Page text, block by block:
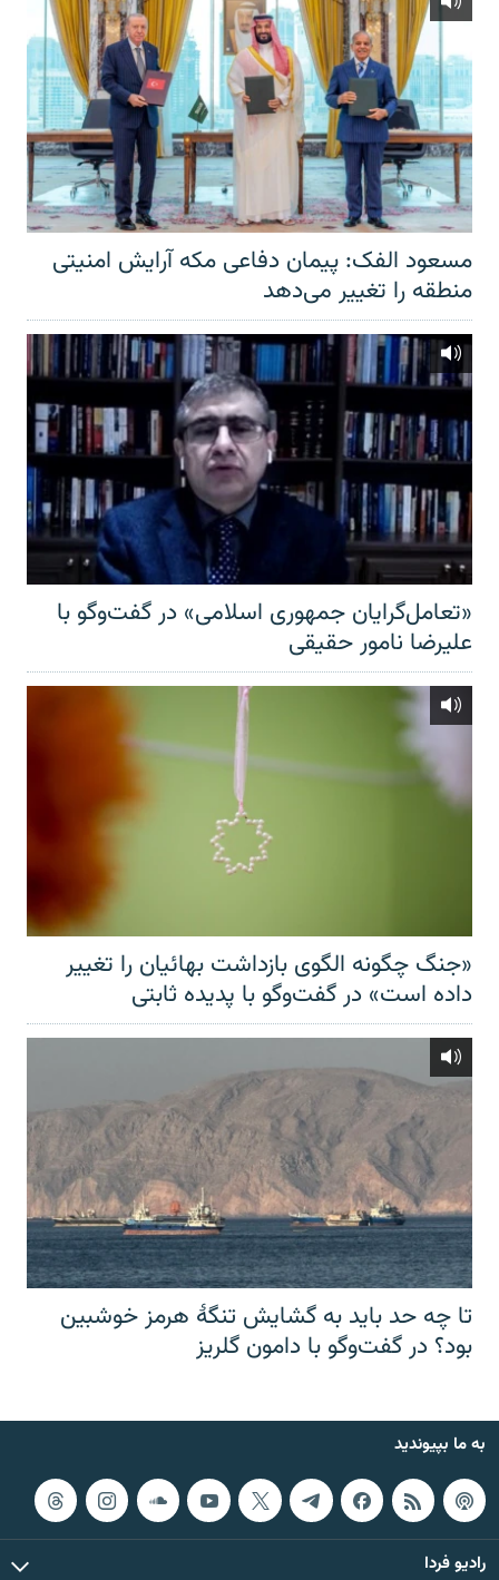
مسعود الفک: پیمان دفاعی مکه آرایش امنیتی
منطقه را تغییر می‌دهد
«تعامل‌گرایان جمهوری اسلامی» در گفت‌وگو با
علیرضا نامور حقیقی
«جنگ چگونه الگوی بازداشت بهائیان را تغییر
داده است» در گفت‌وگو با پدیده ثابتی
تا چه حد باید به گشایش تنگهٔ هرمز خوشبین
بود؟ در گفت‌وگو با دامون گلریز
به ما بپیوندید
رادیو فردا